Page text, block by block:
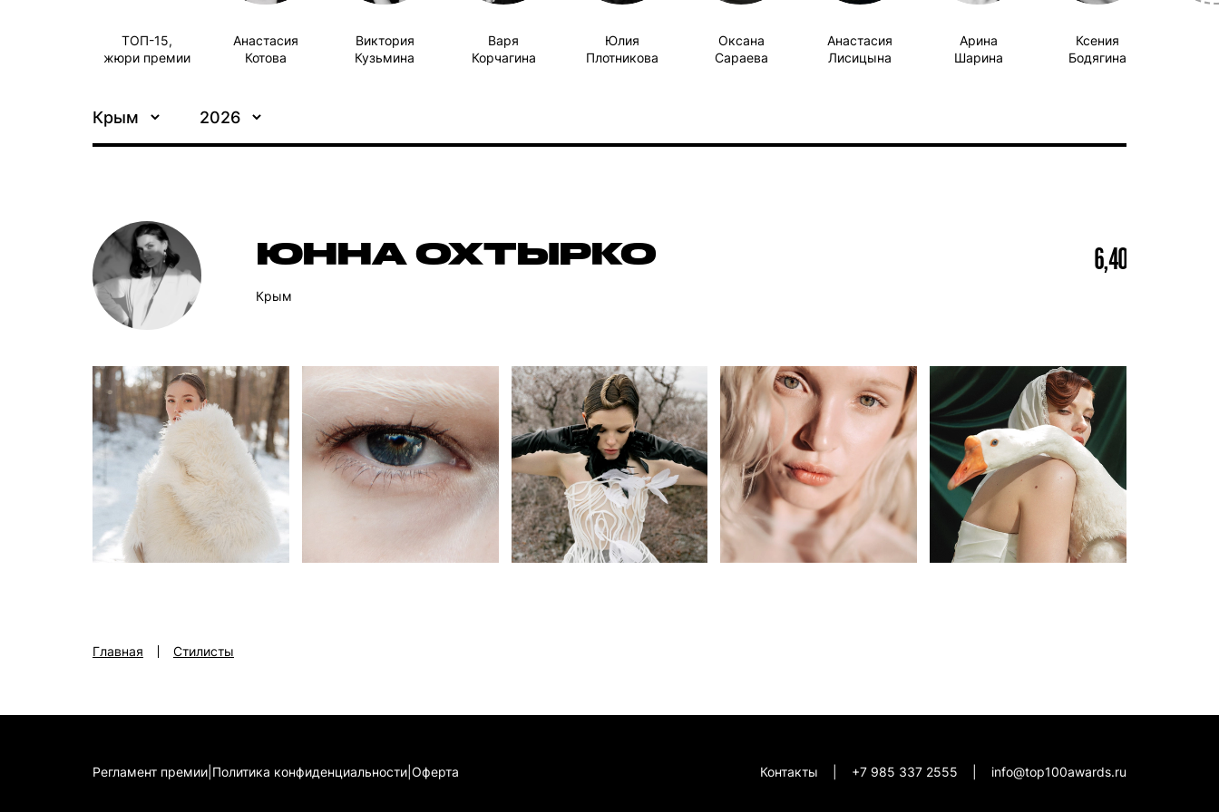
ТОП-15,
жюри премии
Анастасия
Котова
Виктория
Кузьмина
Варя
Корчагина
Юлия
Плотникова
Оксана
Сараева
Анастасия
Лисицына
Арина
Шарина
Ксения
Бодягина
Крым 2026
ЮННА ОХТЫРКО 6,40
Крым
Главная Стилисты
Регламент премии Политика конфиденциальности Оферта Контакты | +7 985 337 2555 info@top100awards.ru